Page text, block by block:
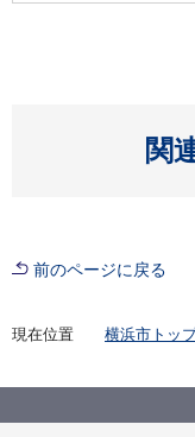
関
前のページに戻る
現在位置 横浜市トッ
緑区の身近